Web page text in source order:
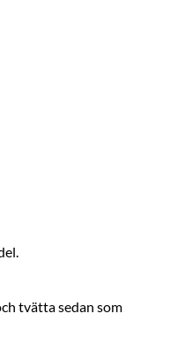
tvätta sedan som